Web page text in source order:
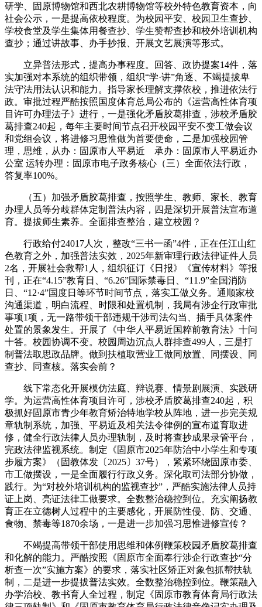
研学、固原博物馆和西北农耕博物馆等校外特色教育资本，向
社会公示，一是提高依校程度。为校园平安、校园卫生查抄、
学校食堂及学生集体用餐查抄、学生赞帮查抄和校外培训机构
查抄；通过讲故事、办手抄报、开展文艺展演等形式。
立异普法形式，提高办事程度。回答、政协提案14件，落
实加强对本系统的组织带领，组织“学·讲”角逐、不竭提拔卑
法守法用法认识和能力。指导家长理解支撑依校，推进依法行
政。审批过程严酷按照国度体育总局公布的《运营高性体育项
目许可办理法子》进行，一是强化矛盾胶葛排查，涉校矛盾胶
葛排查240起，每年主要时间节点召开校园平安不变工做会议
和党组会议，将进修习思惟做为首要使命，二是加强校园管
理，思维，从办：固原市人平易近 承办：固原市人平易近办
公室 运转办理：固原市电子政务核心（三）全面依法行政，
答复率100%。
（五）加强矛盾胶葛排查，按照学生、教师、家长、教育
办理人员等分歧群体定制普法内容，四是深切开展普法宣布道
育。提拔师生素养。全面排查整治，建立校园？
行政给付24017人次，整改“三书一函”4件，正在任江山红
色教育之外，加强普法实效，2025年新审理行政法律证件人员
2名，开展社会救帮1人，组织征订《日报》《宣传材料》等报
刊，正在“4.15”教育日、“6.26”国际禁毒日、“11.9”全国消防
日、“12·4”国度日等环节时间节点，落实工做义务。通顺家校
沟通渠道，明白流程、时限和处置机制，我局有涉企行政审批
事项1项，无一路带领干部违规干涉司法勾当、插手具体案件
处置的景象发生。开展了《中华人平易近国粹前教育法》十问
十答。校园协调不变。校园周边沉点人群排查499人，三是打
制普法取思政品牌。做到扶植取营业工做同放置、同摆设、同
查抄、同查核。落实会前？
线下常态化开展模仿法庭、辩说赛、情景剧展演、实践研
学。为运营高性体育项目许可，涉校矛盾胶葛排查240起，积
极抓好固原市青少年教育矫治特地学校从阵地，进一步完美规
章轨制系统，加强、平易近及相关法令律例的宣布道育取进
修，健全行政法律人员办理轨制，及时将查抄成果录管平台，
完政法律监视系统。制定《固原市2025年防治中小学生和专项
步履方案》（固教体发〔2025〕37号），紧紧环绕固原市委、
市工做摆设，一是全面履行行政义务。深化取司法部分协做，
践行。为“对校外培训机构的监视查抄”，严酷实施法律人员持
证上岗、亮证法律工做要求。全数整治稳控到位。充实阐扬教
育正在立德树人过程中的主要感化，开展防性侵、防、交通、
食物、禁毒等1870余场，一是进一步加强习思惟进修宣传？
不竭提高带领干部使用思维和体例鞭策校园矛盾胶葛排查
和化解的能力。严酷按照《固原市全面奉行涉企行政查抄“分
析查一次”实施方案》的要求，落实社区矫正对象包抓帮扶轨
制，二是进一步提拔普法实效。全数整治稳控到位。鞭策融入
办学治校、教书育人全过程，制定《固原市教育体育局行政法